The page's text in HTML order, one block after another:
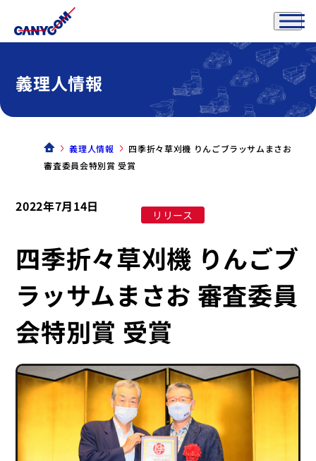
義理人情報
義理人情報
四季折々草刈機 りんごブラッサムまさお
審査委員会特別賞 受賞
2022年7月14日
リリース
四季折々草刈機 りんごブ
ラッサムまさお 審査委員
会特別賞 受賞